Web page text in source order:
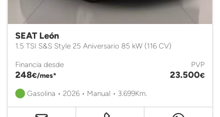
SEAT León
1.5 TSI S&S Style 25 Aniversario 85 kW (116 CV)
Financia desde
248€/mes*
PVP
23.500€
Gasolina • 2026 • Manual • 3.699Km.